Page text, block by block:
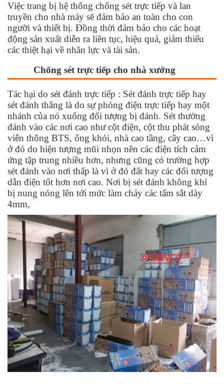
Việc trang bị hệ thống chống sét trực tiếp và lan
truyền cho nhà máy sẽ đảm bảo an toàn cho con
người và thiết bị. Đồng thời đảm bảo cho các hoạt
động sản xuất diễn ra liên tục, hiệu quả, giảm thiểu
các thiệt hại về nhân lực và tài sản.
Chống sét trực tiếp cho nhà xưởng
Tác hại do sét đánh trực tiếp : Sét đánh trực tiếp hay
sét đánh thẳng là do sự phóng điện trực tiếp hay một
nhánh của nó xuống đối tượng bị đánh. Sét thường
đánh vào các nơi cao như cột điện, cột thu phát sóng
viễn thông BTS, ống khói, nhà cao tầng, cây cao…vì
ở đó do hiện tượng mũi nhọn nên các điện tích cảm
ứng tập trung nhiều hơn, nhưng cũng có trường hợp
sét đánh vào nơi thấp là vì ở đó đất hay các đối tượng
dẫn điện tốt hơn nơi cao. Nơi bị sét đánh không khí
bị nung nóng lên tới mức làm chảy các tấm sắt dày
4mm,